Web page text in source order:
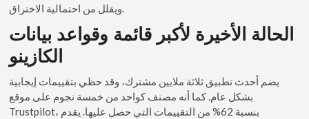
الحالة الأخيرة لأكبر قائمة وقواعد بيانات
الكازينو
يضم أحدث تطبيق ثلاثة ملايين مشترك، وقد حظي بتقييمات إيجابية
بشكل عام. كما أنه مصنف كواحد من خمسة نجوم على موقع
Trustpilot، بنسبة 62% من التقييمات التي حصل عليها. يقدم